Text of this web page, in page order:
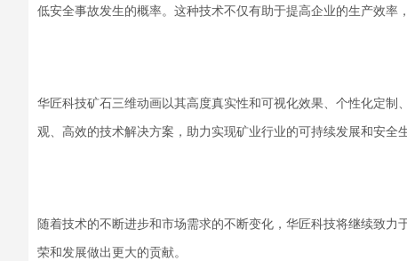
低安全事故发生的概率。这种技术不仅有助于提高企业的生产效率
华匠科技矿石三维动画以其高度真实性和可视化效果、个性化定
观、高效的技术解决方案，助力实现矿业行业的可持续发展和安全
随着技术的不断进步和市场需求的不断变化，华匠科技将继续致
荣和发展做出更大的贡献。